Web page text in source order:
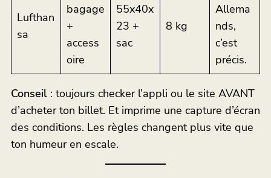
Lufthan
sa
bagage
+
access
oire
55x40x
23 +
sac
8 kg
Allema
nds,
c’est
précis.
Conseil : toujours checker l’appli ou le site AVANT
d’acheter ton billet. Et imprime une capture d’écran
des conditions. Les règles changent plus vite que
ton humeur en escale.